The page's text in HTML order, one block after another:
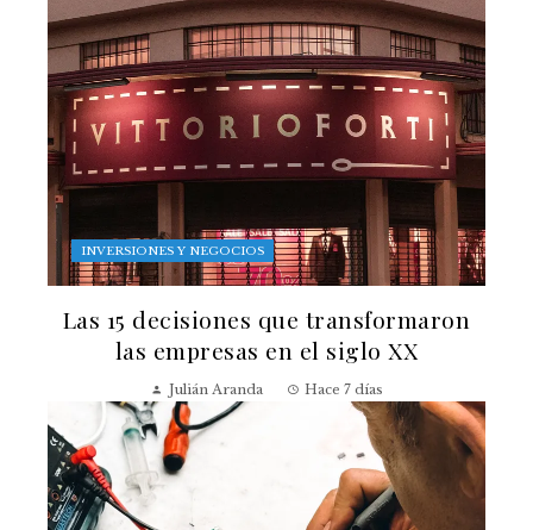
INVERSIONES Y NEGOCIOS
Las 15 decisiones que transformaron
las empresas en el siglo XX
Julián Aranda Hace 7 días